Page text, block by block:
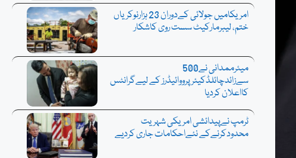
امریکامیں جولائی کےدوران 23 ہزارنوکریاں
ختم، لیبرمارکیٹ سست روی کاشکار
میئرممدانی نے500
سےزائدچائلڈکیئرپرووائیڈرز کے لیےگرانٹس
کااعلان کردیا
ٹرمپ نےپیدائشی امریکی شہریت
محدودکرنےکے نئےاحکامات جاری کردیے